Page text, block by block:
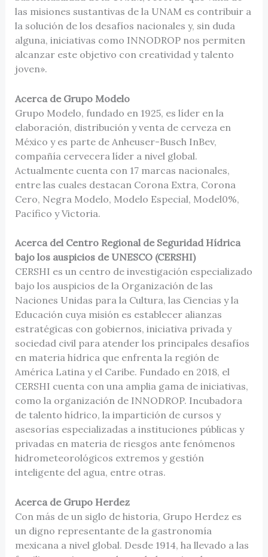
las misiones sustantivas de la UNAM es contribuir a
la solución de los desafíos nacionales y, sin duda
alguna, iniciativas como INNODROP nos permiten
alcanzar este objetivo con creatividad y talento
joven».
Acerca de Grupo Modelo
Grupo Modelo, fundado en 1925, es líder en la
elaboración, distribución y venta de cerveza en
México y es parte de Anheuser-Busch InBev,
compañía cervecera líder a nivel global.
Actualmente cuenta con 17 marcas nacionales,
entre las cuales destacan Corona Extra, Corona
Cero, Negra Modelo, Modelo Especial, Model0%,
Pacífico y Victoria.
Acerca del Centro Regional de Seguridad Hídrica
bajo los auspicios de UNESCO (CERSHI)
CERSHI es un centro de investigación especializado
bajo los auspicios de la Organización de las
Naciones Unidas para la Cultura, las Ciencias y la
Educación cuya misión es establecer alianzas
estratégicas con gobiernos, iniciativa privada y
sociedad civil para atender los principales desafíos
en materia hídrica que enfrenta la región de
América Latina y el Caribe. Fundado en 2018, el
CERSHI cuenta con una amplia gama de iniciativas,
como la organización de INNODROP. Incubadora
de talento hídrico, la impartición de cursos y
asesorías especializadas a instituciones públicas y
privadas en materia de riesgos ante fenómenos
hidrometeorológicos extremos y gestión
inteligente del agua, entre otras.
Acerca de Grupo Herdez
Con más de un siglo de historia, Grupo Herdez es
un digno representante de la gastronomía
mexicana a nivel global. Desde 1914, ha llevado a las